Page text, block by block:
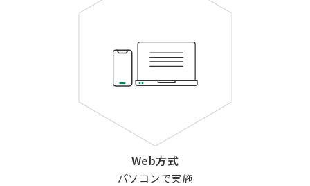
Web方式
パソコンで実施